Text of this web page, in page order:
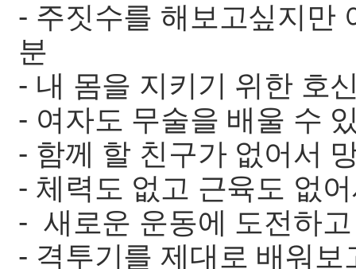
- 주짓수를 해보고싶지만
분
- 내 몸을 지키기 위한 호
- 여자도 무술을 배울 수
- 함께 할 친구가 없어서
- 체력도 없고 근육도 없
- 새로운 운동에 도전하
- 격투기를 제대로 배워보